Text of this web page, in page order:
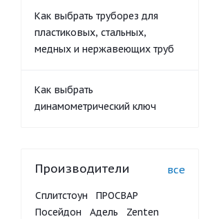
Как выбрать труборез для
пластиковых, стальных,
медных и нержавеющих труб
Как выбрать
динамометрический ключ
Производители все
Сплитстоун
ПРОСВАР
Посейдон
Адель
Zenten